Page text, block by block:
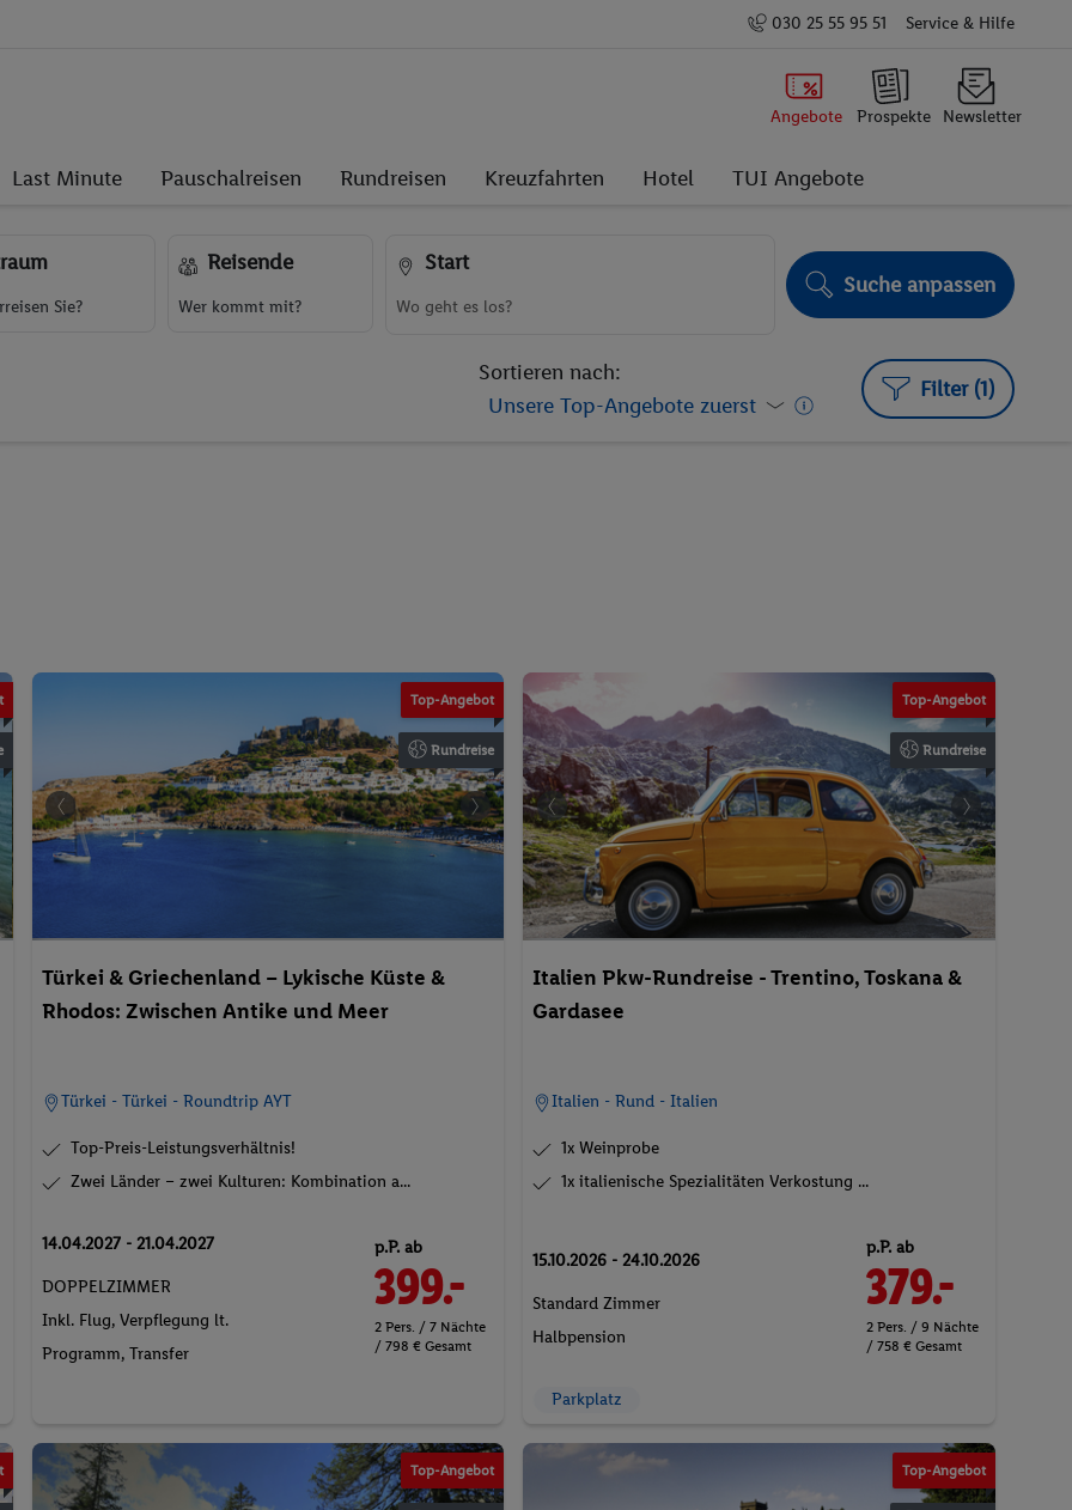
030 25 55 95 51 Service & Hilfe
Angebote Prospekte Newsletter
Last Minute Pauschalreisen Rundreisen Kreuzfahrten Hotel TUI Angebote
Sie?
Reisende
Wer kommt mit?
Start
Suche anpassen
Sortieren nach:
Unsere Top-Angebote zuerst
Filter (1)
Top-Angebot
Rundreise
Türkei & Griechenland – Lykische Küste &
Rhodos: Zwischen Antike und Meer
Türkei - Türkei - Roundtrip AYT
Top-Preis-Leistungsverhältnis!
Zwei Länder – zwei Kulturen: Kombination a...
14.04.2027 - 21.04.2027
DOPPELZIMMER
Inkl. Flug, Verpflegung lt.
Programm, Transfer
p.P. ab
399.-
2 Pers. / 7 Nächte
/ 798 € Gesamt
Top-Angebot
Rundreise
Italien Pkw-Rundreise - Trentino, Toskana &
Gardasee
Italien - Rund - Italien
1x Weinprobe
1x italienische Spezialitäten Verkostung ...
15.10.2026 - 24.10.2026
Standard Zimmer
Halbpension
p.P. ab
379.-
2 Pers. / 9 Nächte
/ 758 € Gesamt
Parkplatz
Top-Angebot Top-Angebot